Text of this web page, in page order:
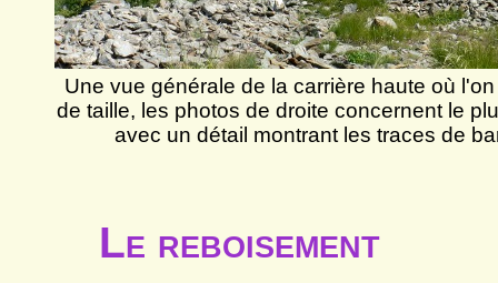
Une vue générale de la carrière haute où
de taille, les photos de droite concernent le
avec un détail montrant les traces de
Le reboisement